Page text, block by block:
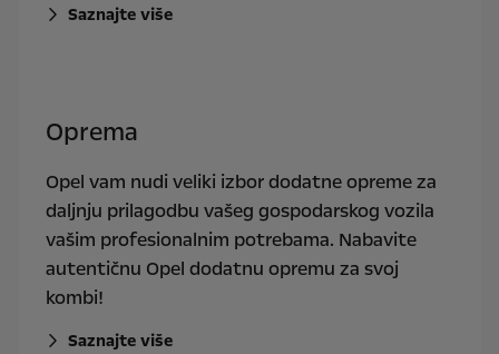
Saznajte više
Oprema
Opel vam nudi veliki izbor dodatne opreme za
daljnju prilagodbu vašeg gospodarskog vozila
vašim profesionalnim potrebama. Nabavite
autentičnu Opel dodatnu opremu za svoj
kombi!
Saznajte više